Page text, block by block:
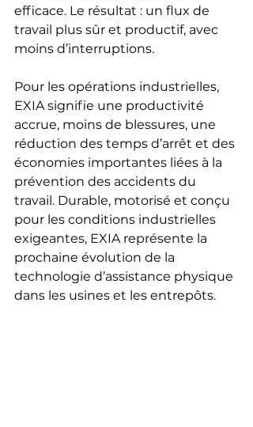
efficace. Le résultat : un flux de
travail plus sûr et productif, avec
moins d’interruptions.
Pour les opérations industrielles,
EXIA signifie une productivité
accrue, moins de blessures, une
réduction des temps d’arrêt et des
économies importantes liées à la
prévention des accidents du
travail. Durable, motorisé et conçu
pour les conditions industrielles
exigeantes, EXIA représente la
prochaine évolution de la
technologie d’assistance physique
dans les usines et les entrepôts.